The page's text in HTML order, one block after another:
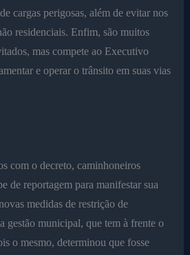
cargas perigosas, além de evitar nos
residenciais. Enfim, são muitos
mas compete ao Executivo
e operar o trânsito em suas vias
com o decreto, caminhoneiros
de reportagem para manifestar sua
medidas de restrição de
gestão municipal, que tem à frente o
o mesmo, determinou que fosse